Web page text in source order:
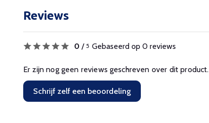
Reviews
0 / 5 Gebaseerd op 0 reviews
Er zijn nog geen reviews geschreven over dit product.
Schrijf zelf een beoordeling